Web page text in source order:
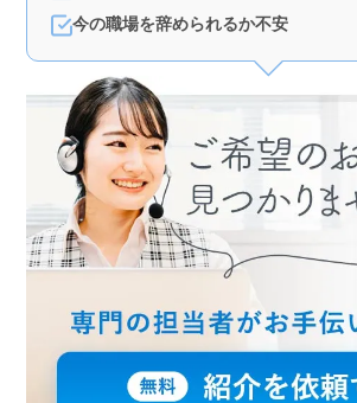
今の職場を辞められるか不安